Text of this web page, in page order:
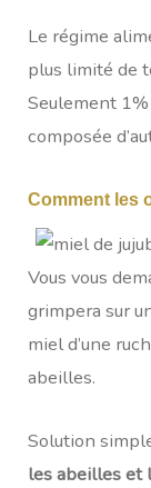
Le régime
plus limité de
Seulement
composée
Comment les
Vous vous
grimpera sur
miel d’une
abeilles.
Solution
les abeilles et